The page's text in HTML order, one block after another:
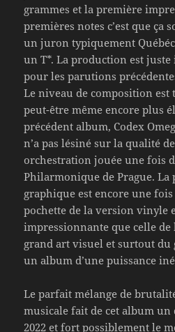
grammes et la première
premières notes c’est que ça
un juron typiquement
un T*. La production est
pour les parutions
Le niveau de composition est
peut-être même encore plus
précédent album, Codex
n’a pas lésiné sur la qualité
orchestration jouée une fois
Philarmonique de Prague. La
graphique est encore une
pochette de la version vinyle
impressionnante que celle de
grand art visuel et surtout du
un album d’une puissance
Le parfait mélange de
musicale fait de cet album un
2022 et fort possiblement le